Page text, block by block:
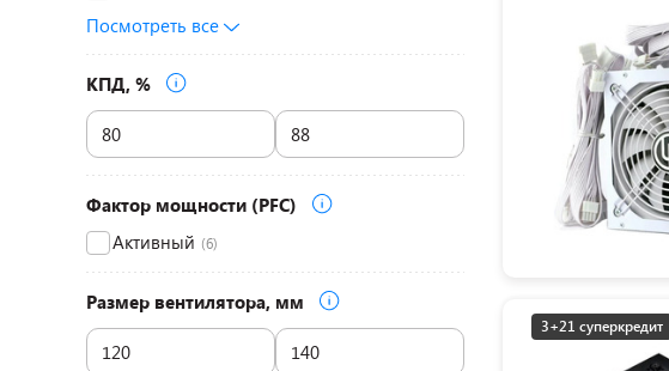
Посмотреть все
КПД, %
Фактор мощности (PFC)
Активный (6)
Размер вентилятора, мм
3+21 суперкредит